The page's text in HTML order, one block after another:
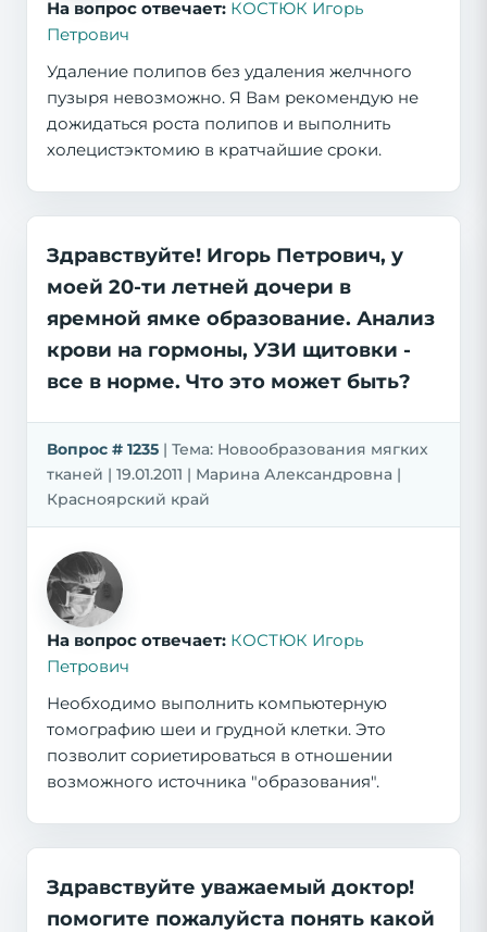
На вопрос отвечает: КОСТЮК Игорь
Петрович
Удаление полипов без удаления желчного
пузыря невозможно. Я Вам рекомендую не
дожидаться роста полипов и выполнить
холецистэктомию в кратчайшие сроки.
Здравствуйте! Игорь Петрович, у
моей 20-ти летней дочери в
яремной ямке образование. Анализ
крови на гормоны, УЗИ щитовки -
все в норме. Что это может быть?
Вопрос # 1235 | Тема: Новообразования мягких
тканей | 19.01.2011 | Марина Александровна |
Красноярский край
На вопрос отвечает: КОСТЮК Игорь
Петрович
Необходимо выполнить компьютерную
томографию шеи и грудной клетки. Это
позволит сориетироваться в отношении
возможного источника "образования".
Здравствуйте уважаемый доктор!
помогите пожалуйста понять какой